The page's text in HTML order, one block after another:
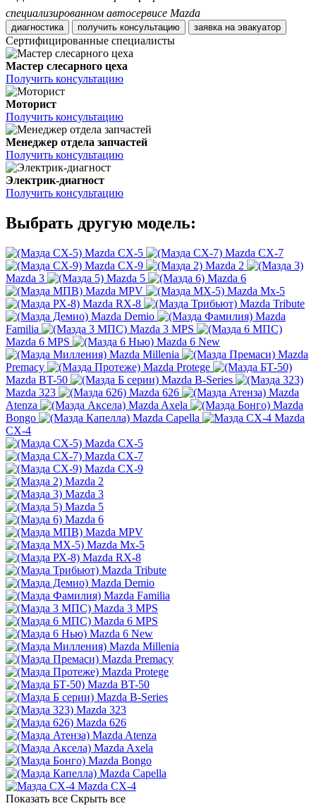
специализированном автосервисе Mazda
диагностика получить консультацию заявка на эвакуатор
Сертифицированные специалисты
Мастер слесарного цеха
Получить консультацию
Моторист
Получить консультацию
Менеджер отдела запчастей
Получить консультацию
Электрик-диагност
Получить консультацию
Выбрать другую модель:
Mazda CX-5
Mazda CX-7
Mazda CX-9
Mazda 2
Mazda 3
Mazda 5
Mazda 6
Mazda MPV
Mazda Mx-5
Mazda RX-8
Mazda Tribute
Mazda Demio
Mazda
Familia
Mazda 3 MPS
Mazda 6 MPS
Mazda 6 New
Mazda Millenia
Mazda
Premacy
Mazda Protege
Mazda BT-50
Mazda B-Series
Mazda 323
Mazda 626
Mazda
Atenza
Mazda Axela
Mazda
Bongo
Mazda Capella
Mazda
CX-4
Mazda CX-5
Mazda CX-7
Mazda CX-9
Mazda 2
Mazda 3
Mazda 5
Mazda 6
Mazda MPV
Mazda Mx-5
Mazda RX-8
Mazda Tribute
Mazda Demio
Mazda Familia
Mazda 3 MPS
Mazda 6 MPS
Mazda 6 New
Mazda Millenia
Mazda Premacy
Mazda Protege
Mazda BT-50
Mazda B-Series
Mazda 323
Mazda 626
Mazda Atenza
Mazda Axela
Mazda Bongo
Mazda Capella
Mazda CX-4
Показать все Скрыть все